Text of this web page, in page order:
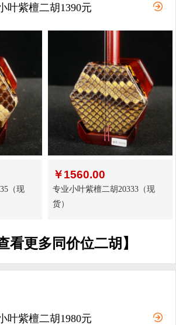
叶紫檀二胡1390元
（现
￥1560.00
专业小叶紫檀二胡20333（现
货）
看更多同价位二胡】
叶紫檀二胡1980元